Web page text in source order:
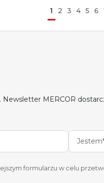
1 2 3 4 5 6
MERCOR
formularzu w celu